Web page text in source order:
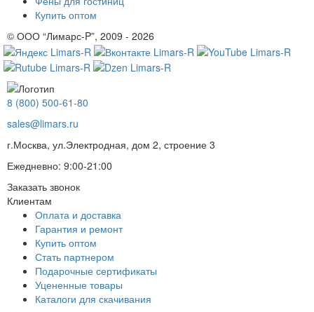
Купить оптом
© ООО “Лимарс-P”, 2009 - 2026
8 (800) 500-61-80
sales@limars.ru
г.Москва, ул.Электродная, дом 2, строение 3
Ежедневно: 9:00-21:00
Заказать звонок
Клиентам
Оплата и доставка
Гарантия и ремонт
Купить оптом
Стать партнером
Подарочные сертификаты
Уцененные товары
Каталоги для скачивания